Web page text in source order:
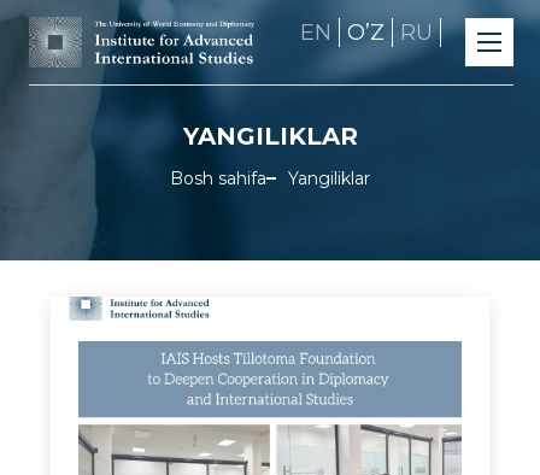
EN OʼZ RU
YANGILIKLAR
Bosh sahifa Yangiliklar